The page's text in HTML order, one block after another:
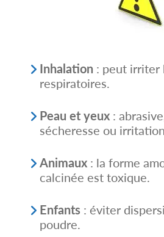
Inhalation : peut irriter
respiratoires.
Peau et yeux :
sécheresse ou
Animaux : la forme
calcinée est toxique.
Enfants : éviter
poudre.